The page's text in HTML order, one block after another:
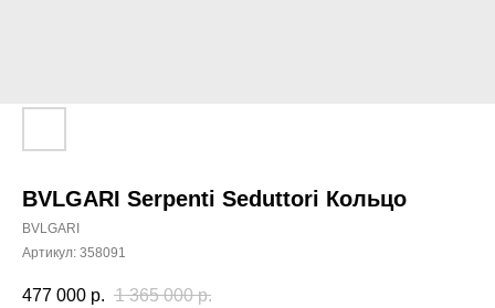
BVLGARI Serpenti Seduttori Кольцо
BVLGARI
Артикул: 358091
477 000 р. 1 365 000 р.